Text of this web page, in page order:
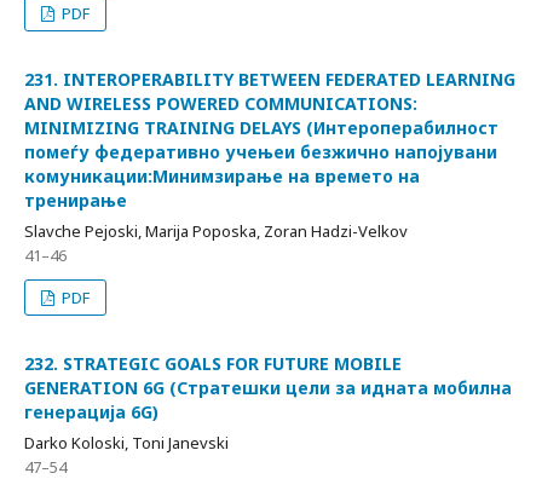
PDF
231. INTEROPERABILITY BETWEEN FEDERATED LEARNING
AND WIRELESS POWERED COMMUNICATIONS:
MINIMIZING TRAINING DELAYS (Интероперабилност
помеѓу федеративно учењеи безжично напојувани
комуникации:Минимзирање на времето на
тренирање
Slavche Pejoski, Marija Poposka, Zoran Hadzi-Velkov
41–46
PDF
232. STRATEGIC GOALS FOR FUTURE MOBILE
GENERATION 6G (Стратешки цели за идната мобилна
генерација 6G)
Darko Koloski, Toni Janevski
47–54